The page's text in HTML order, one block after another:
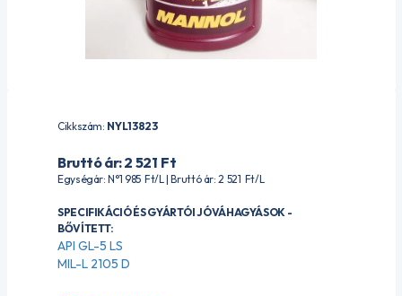
Cikkszám: NYL13823
Bruttó ár: 2 521 Ft
Egységár: N°1 985 Ft/L | Bruttó ár: 2 521 Ft/L
SPECIFIKÁCIÓ ÉS GYÁRTÓI JÓVÁHAGYÁSOK -
BŐVÍTETT:
API GL-5 LS
MIL-L 2105 D